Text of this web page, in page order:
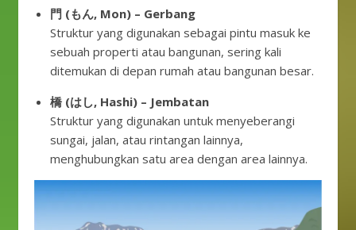
門 (もん, Mon) – Gerbang
Struktur yang digunakan sebagai pintu masuk ke
sebuah properti atau bangunan, sering kali
ditemukan di depan rumah atau bangunan besar.
橋 (はし, Hashi) – Jembatan
Struktur yang digunakan untuk menyeberangi
sungai, jalan, atau rintangan lainnya,
menghubungkan satu area dengan area lainnya.